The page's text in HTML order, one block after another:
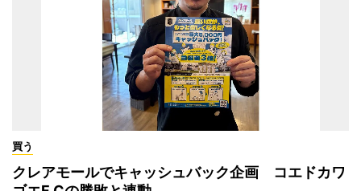
買う
クレアモールでキャッシュバック企画 コエドカワ